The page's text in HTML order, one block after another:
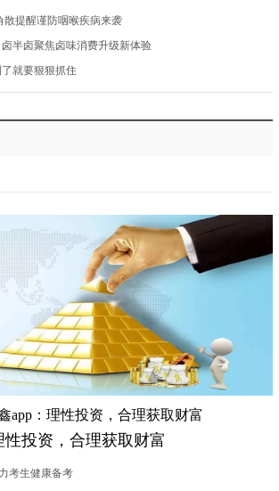
散提醒谨防咽喉疾病来袭
半卤聚焦卤味消费升级新体验
就要狠狠抓住
app：理性投资，合理获取财富
性投资，合理获取财富
考生健康备考